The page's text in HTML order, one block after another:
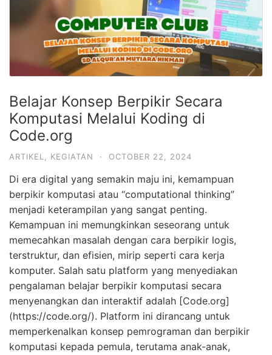
Belajar Konsep Berpikir Secara
Komputasi Melalui Koding di
Code.org
ARTIKEL, KEGIATAN · OCTOBER 22, 2024
Di era digital yang semakin maju ini, kemampuan
berpikir komputasi atau “computational thinking”
menjadi keterampilan yang sangat penting.
Kemampuan ini memungkinkan seseorang untuk
memecahkan masalah dengan cara berpikir logis,
terstruktur, dan efisien, mirip seperti cara kerja
komputer. Salah satu platform yang menyediakan
pengalaman belajar berpikir komputasi secara
menyenangkan dan interaktif adalah [Code.org]
(https://code.org/). Platform ini dirancang untuk
memperkenalkan konsep pemrograman dan berpikir
komputasi kepada pemula, terutama anak-anak,